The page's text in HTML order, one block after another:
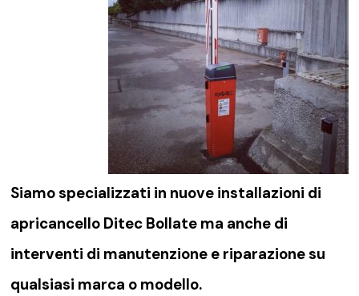
Siamo specializzati in nuove installazioni di
apricancello Ditec Bollate ma anche di
interventi di manutenzione e riparazione su
qualsiasi marca o modello.